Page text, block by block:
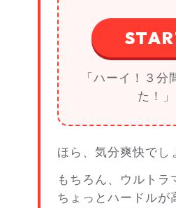
「ハーイ！３分
た！」
ほら、気分爽快でし
もちろん、ウルトラ
ちょっとハードルが